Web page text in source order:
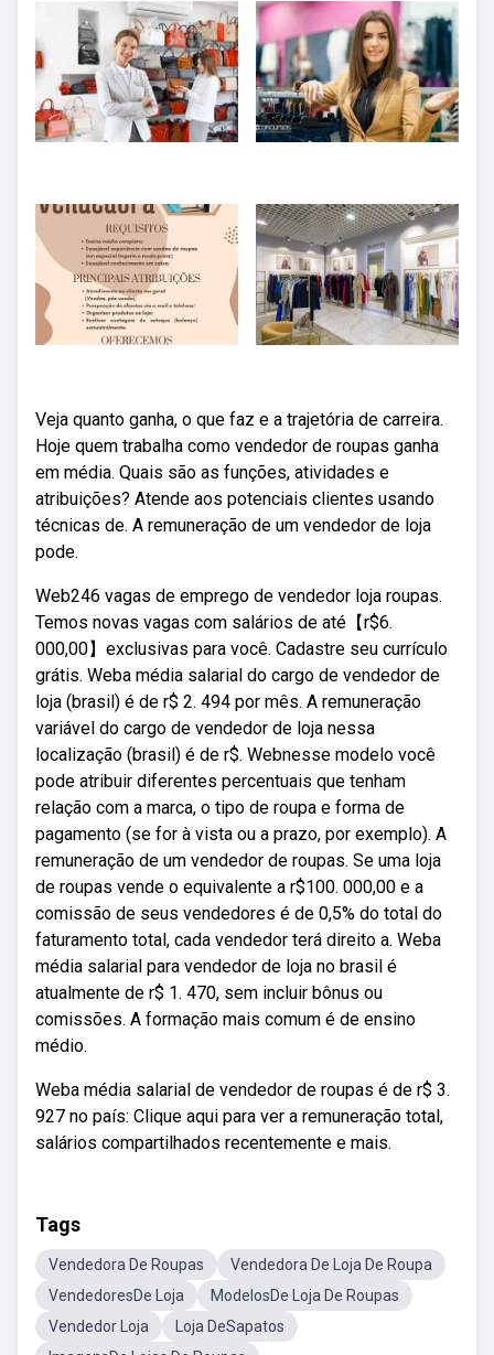
Veja quanto ganha, o que faz e a trajetória de carreira.
Hoje quem trabalha como vendedor de roupas ganha
em média. Quais são as funções, atividades e
atribuições? Atende aos potenciais clientes usando
técnicas de. A remuneração de um vendedor de loja
pode.
Web246 vagas de emprego de vendedor loja roupas.
Temos novas vagas com salários de até【r$6.
000,00】exclusivas para você. Cadastre seu currículo
grátis. Weba média salarial do cargo de vendedor de
loja (brasil) é de r$ 2. 494 por mês. A remuneração
variável do cargo de vendedor de loja nessa
localização (brasil) é de r$. Webnesse modelo você
pode atribuir diferentes percentuais que tenham
relação com a marca, o tipo de roupa e forma de
pagamento (se for à vista ou a prazo, por exemplo). A
remuneração de um vendedor de roupas. Se uma loja
de roupas vende o equivalente a r$100. 000,00 e a
comissão de seus vendedores é de 0,5% do total do
faturamento total, cada vendedor terá direito a. Weba
média salarial para vendedor de loja no brasil é
atualmente de r$ 1. 470, sem incluir bônus ou
comissões. A formação mais comum é de ensino
médio.
Weba média salarial de vendedor de roupas é de r$ 3.
927 no país: Clique aqui para ver a remuneração total,
salários compartilhados recentemente e mais.
Tags
Vendedora De Roupas
Vendedora De Loja De Roupa
VendedoresDe Loja
ModelosDe Loja De Roupas
Vendedor Loja
Loja DeSapatos